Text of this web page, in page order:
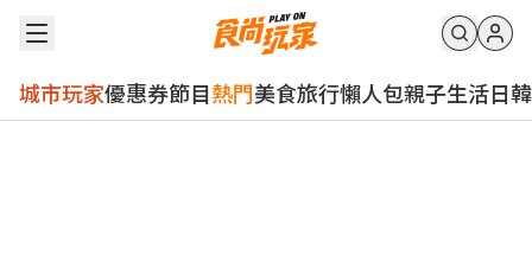
城市玩家優惠券節目熱門美食旅行懶人包親子生活日韓